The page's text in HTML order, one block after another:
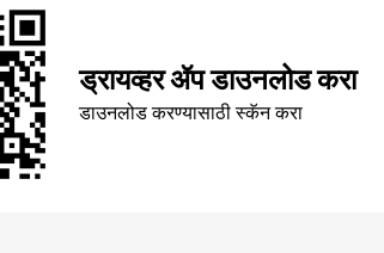
ड्रायव्हर ॲप डाउनलोड करा
डाउनलोड करण्यासाठी स्कॅन करा